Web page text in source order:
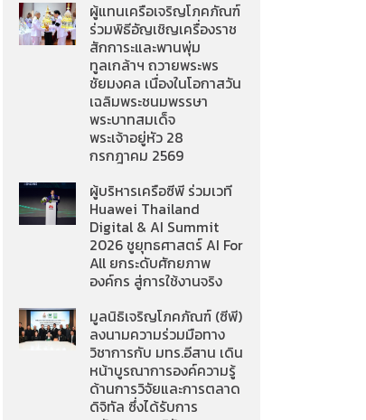
ผู้แทนเครือเจริญโภคภัณฑ์
ร่วมพิธีอัญเชิญเครื่องราช
สักการะและพานพุ่ม
ทูลเกล้าฯ ถวายพระพร
ชัยมงคล เนื่องในโอกาสวัน
เฉลิมพระชนมพรรษา
พระบาทสมเด็จ
พระเจ้าอยู่หัว 28
กรกฎาคม 2569
ผู้บริหารเครือซีพี ร่วมเวที
Huawei Thailand
Digital & AI Summit
2026 ชูยุทธศาสตร์ AI For
All ยกระดับศักยภาพ
องค์กร สู่การใช้งานจริง
มูลนิธิเจริญโภคภัณฑ์ (ซีพี)
ลงนามความร่วมมือทาง
วิชาการกับ มทร.อีสาน เดิน
หน้าบูรณาการองค์ความรู้
ด้านการวิจัยและการตลาด
ดิจิทัล ซึ่งได้รับการ